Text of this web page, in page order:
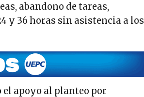
abandono de tareas,
y 36 horas sin asistencia a los
el apoyo al planteo por